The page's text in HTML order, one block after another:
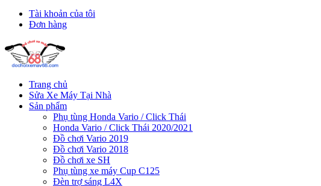
Tài khoản của tôi
Đơn hàng
Trang chủ
Sửa Xe Máy Tại Nhà
Sản phẩm
Phụ tùng Honda Vario / Click Thái
Honda Vario / Click Thái 2020/2021
Đồ chơi Vario 2019
Đồ chơi Vario 2018
Đồ chơi xe SH
Phụ tùng xe máy Cup C125
Đèn trợ sáng L4X